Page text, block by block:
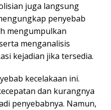
juga langsung
penyebab
mengumpulkan
menganalisis
kejadian jika tersedia.
kecelakaan ini.
dan kurangnya
penyebabnya. Namun,